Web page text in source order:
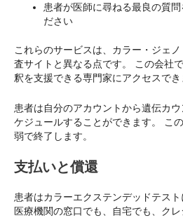
患者が医師に尋ねる最良の質
ださい
これらのサービスは、カラー・ジェ
査サイトと異なる点です。 この会社
釈を支援できる専門家にアクセスでき
患者は自分のアカウントから遺伝カ
ケジュールすることができます。 こ
弱で終了します。
支払いと償還
患者はカラーエクステンデッドテスト
医療機関の窓口でも、自宅でも、ク